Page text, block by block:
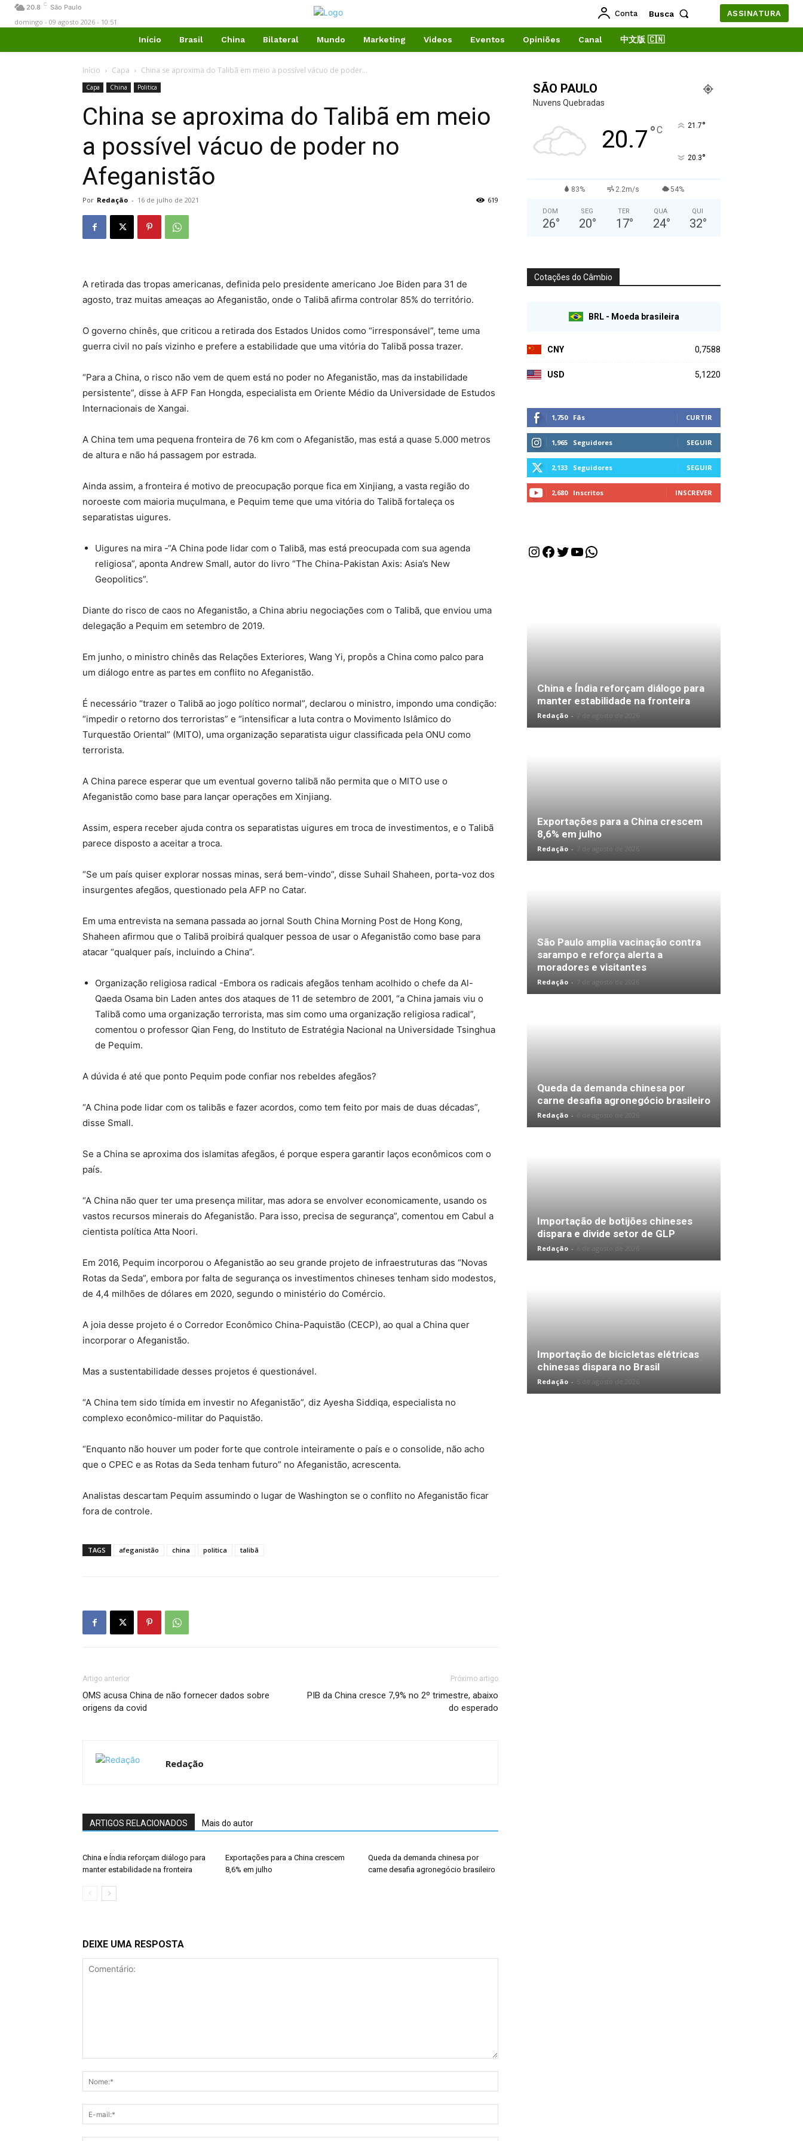
20.8 C São Paulo
domingo - 09 agosto 2026 - 10:51
Conta Busca ASSINATURA
Início Brasil China Bilateral Mundo Marketing Videos Eventos Opiniões Canal 中文版 🇨🇳
Início Capa China se aproxima do Talibã em meio a possível vácuo de poder...
Capa China Politica
China se aproxima do Talibã em meio
a possível vácuo de poder no
Afeganistão
Por Redação - 16 de julho de 2021 619
A retirada das tropas americanas, definida pelo presidente americano Joe Biden para 31 de
agosto, traz muitas ameaças ao Afeganistão, onde o Talibã afirma controlar 85% do território.
O governo chinês, que criticou a retirada dos Estados Unidos como “irresponsável”, teme uma
guerra civil no país vizinho e prefere a estabilidade que uma vitória do Talibã possa trazer.
“Para a China, o risco não vem de quem está no poder no Afeganistão, mas da instabilidade
persistente”, disse à AFP Fan Hongda, especialista em Oriente Médio da Universidade de Estudos
Internacionais de Xangai.
A China tem uma pequena fronteira de 76 km com o Afeganistão, mas está a quase 5.000 metros
de altura e não há passagem por estrada.
Ainda assim, a fronteira é motivo de preocupação porque fica em Xinjiang, a vasta região do
noroeste com maioria muçulmana, e Pequim teme que uma vitória do Talibã fortaleça os
separatistas uigures.
Uigures na mira -“A China pode lidar com o Talibã, mas está preocupada com sua agenda
religiosa”, aponta Andrew Small, autor do livro “The China-Pakistan Axis: Asia’s New
Geopolitics”.
Diante do risco de caos no Afeganistão, a China abriu negociações com o Talibã, que enviou uma
delegação a Pequim em setembro de 2019.
Em junho, o ministro chinês das Relações Exteriores, Wang Yi, propôs a China como palco para
um diálogo entre as partes em conflito no Afeganistão.
É necessário “trazer o Talibã ao jogo político normal”, declarou o ministro, impondo uma condição:
“impedir o retorno dos terroristas” e “intensificar a luta contra o Movimento Islâmico do
Turquestão Oriental” (MITO), uma organização separatista uigur classificada pela ONU como
terrorista.
A China parece esperar que um eventual governo talibã não permita que o MITO use o
Afeganistão como base para lançar operações em Xinjiang.
Assim, espera receber ajuda contra os separatistas uigures em troca de investimentos, e o Talibã
parece disposto a aceitar a troca.
“Se um país quiser explorar nossas minas, será bem-vindo”, disse Suhail Shaheen, porta-voz dos
insurgentes afegãos, questionado pela AFP no Catar.
Em uma entrevista na semana passada ao jornal South China Morning Post de Hong Kong,
Shaheen afirmou que o Talibã proibirá qualquer pessoa de usar o Afeganistão como base para
atacar “qualquer país, incluindo a China”.
Organização religiosa radical -Embora os radicais afegãos tenham acolhido o chefe da Al-
Qaeda Osama bin Laden antes dos ataques de 11 de setembro de 2001, “a China jamais viu o
Talibã como uma organização terrorista, mas sim como uma organização religiosa radical”,
comentou o professor Qian Feng, do Instituto de Estratégia Nacional na Universidade Tsinghua
de Pequim.
A dúvida é até que ponto Pequim pode confiar nos rebeldes afegãos?
“A China pode lidar com os talibãs e fazer acordos, como tem feito por mais de duas décadas”,
disse Small.
Se a China se aproxima dos islamitas afegãos, é porque espera garantir laços econômicos com o
país.
“A China não quer ter uma presença militar, mas adora se envolver economicamente, usando os
vastos recursos minerais do Afeganistão. Para isso, precisa de segurança”, comentou em Cabul a
cientista política Atta Noori.
Em 2016, Pequim incorporou o Afeganistão ao seu grande projeto de infraestruturas das “Novas
Rotas da Seda”, embora por falta de segurança os investimentos chineses tenham sido modestos,
de 4,4 milhões de dólares em 2020, segundo o ministério do Comércio.
A joia desse projeto é o Corredor Econômico China-Paquistão (CECP), ao qual a China quer
incorporar o Afeganistão.
Mas a sustentabilidade desses projetos é questionável.
“A China tem sido tímida em investir no Afeganistão”, diz Ayesha Siddiqa, especialista no
complexo econômico-militar do Paquistão.
“Enquanto não houver um poder forte que controle inteiramente o país e o consolide, não acho
que o CPEC e as Rotas da Seda tenham futuro” no Afeganistão, acrescenta.
Analistas descartam Pequim assumindo o lugar de Washington se o conflito no Afeganistão ficar
fora de controle.
TAGS afeganistão china politica talibã
Artigo anterior
OMS acusa China de não fornecer dados sobre
origens da covid
Próximo artigo
PIB da China cresce 7,9% no 2º trimestre, abaixo
do esperado
Redação
ARTIGOS RELACIONADOS Mais do autor
China e Índia reforçam diálogo para
manter estabilidade na fronteira
Exportações para a China crescem
8,6% em julho
Queda da demanda chinesa por
carne desafia agronegócio brasileiro
DEIXE UMA RESPOSTA
SÃO PAULO
Nuvens Quebradas
20.7°C 21.7°
20.3°
83% 2.2m/s 54%
DOM
26°
SEG
20°
TER
17°
QUA
24°
QUI
32°
Cotações do Câmbio
BRL - Moeda brasileira
CNY 0,7588
USD 5,1220
1,750 Fãs CURTIR
1,965 Seguidores SEGUIR
2,133 Seguidores SEGUIR
2,680 Inscritos INSCREVER
Instagram
Facebook
Twitter
Youtube
WhatsApp
China e Índia reforçam diálogo para
manter estabilidade na fronteira
Redação - 7 de agosto de 2026
Exportações para a China crescem
8,6% em julho
Redação - 7 de agosto de 2026
São Paulo amplia vacinação contra
sarampo e reforça alerta a
moradores e visitantes
Redação - 7 de agosto de 2026
Queda da demanda chinesa por
carne desafia agronegócio brasileiro
Redação -
Importação de botijões chineses
dispara e divide setor de GLP
Redação -
Importação de bicicletas elétricas
chinesas dispara no Brasil
Redação -